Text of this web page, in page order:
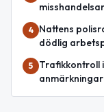
4
Nattens
dödlig
5
Trafikkontroll
anmärkningar